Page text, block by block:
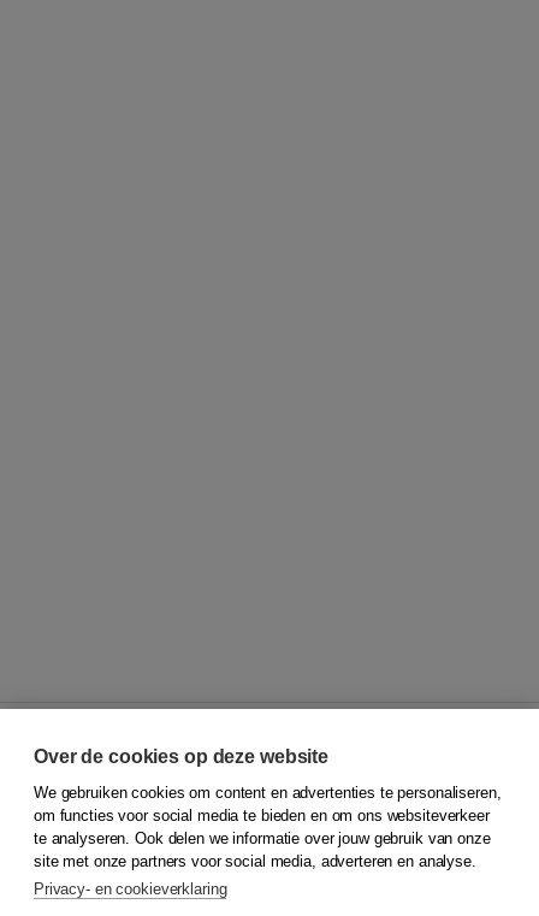
© 2026Koninklijke Boom uitgevers
Klantenservice
Service & informatie
Contact
Over de cookies op deze website
We gebruiken cookies om content en advertenties te personaliseren,
om functies voor social media te bieden en om ons websiteverkeer
te analyseren. Ook delen we informatie over jouw gebruik van onze
site met onze partners voor social media, adverteren en analyse.
Privacy- en cookieverklaring